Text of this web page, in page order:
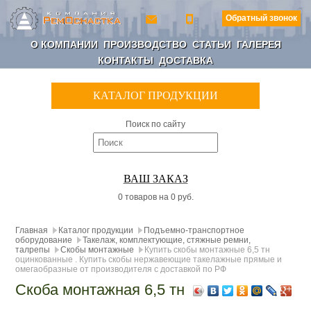
Обратный звонок
О КОМПАНИИ ПРОИЗВОДСТВО СТАТЬИ ГАЛЕРЕЯ
КОНТАКТЫ ДОСТАВКА
КАТАЛОГ ПРОДУКЦИИ
Поиск по сайту
ВАШ ЗАКАЗ
0 товаров на 0 руб.
Главная Каталог продукции
Подъемно-транспортное
оборудование
Такелаж, комплектующие, стяжные ремни,
талрепы
Скобы монтажные
Купить скобы монтажные 6,5 тн
оцинкованные . Купить скобы нержавеющие такелажные прямые и
омегаобразные от производителя с доставкой по РФ
Скоба монтажная 6,5 тн